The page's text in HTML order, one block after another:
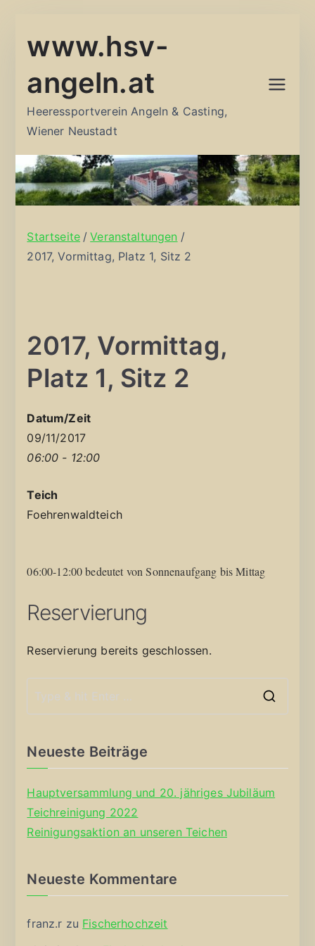
Inhalt
www.hsv-
angeln.at
Heeressportverein Angeln & Casting,
Wiener Neustadt
Startseite
Veranstaltungen
2017, Vormittag, Platz 1, Sitz 2
2017, Vormittag,
Platz 1, Sitz 2
Datum/Zeit
09/11/2017
06:00 - 12:00
Teich
Foehrenwaldteich
06:00-12:00 bedeutet von Sonnenaufgang bis Mittag
Reservierung
Reservierung bereits geschlossen.
Neueste Beiträge
Hauptversammlung und 20. jähriges Jubiläum
Teichreinigung 2022
Reinigungsaktion an unseren Teichen
Neueste Kommentare
franz.r zu Fischerhochzeit